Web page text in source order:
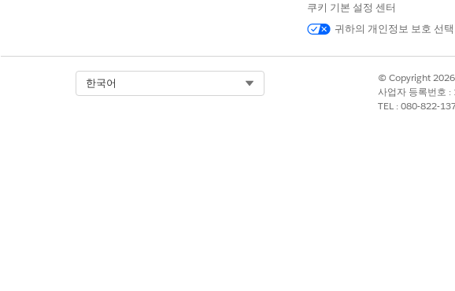
쿠키 기본 설정 센터
귀하의 개인정보 보호 선택
한국어
© Copyright
사업자 등록번호
TEL : 080-822-